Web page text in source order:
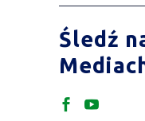
Śledź